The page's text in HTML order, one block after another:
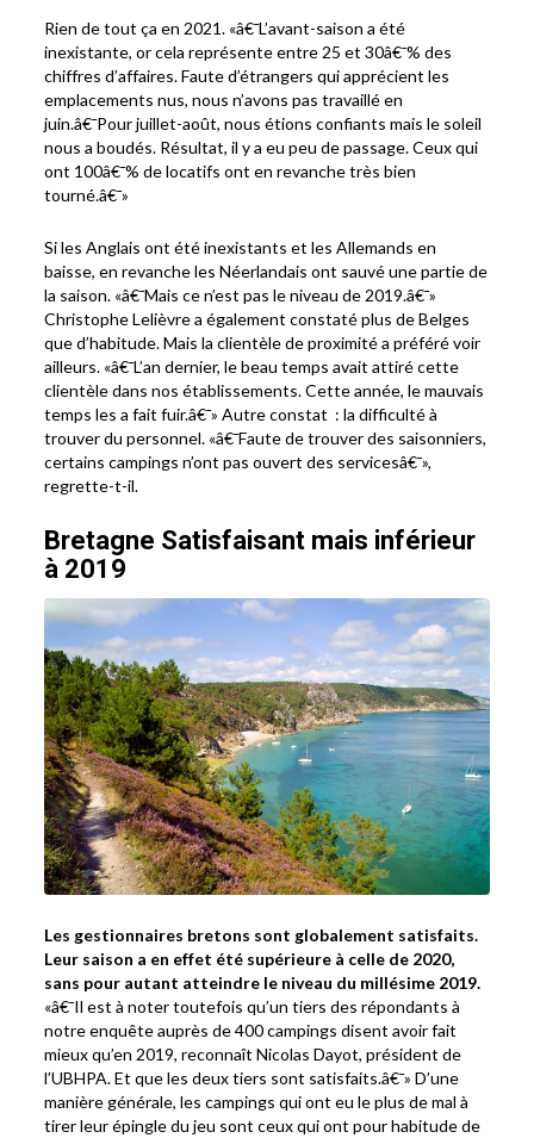
Rien de tout ça en 2021. «â€¯L’avant-saison a été
inexistante, or cela représente entre 25 et 30â€¯% des
chiffres d’affaires. Faute d’étrangers qui apprécient les
emplacements nus, nous n’avons pas travaillé en
juin.â€¯Pour juillet-août, nous étions confiants mais le soleil
nous a boudés. Résultat, il y a eu peu de passage. Ceux qui
ont 100â€¯% de locatifs ont en revanche très bien
tourné.â€¯»
Si les Anglais ont été inexistants et les Allemands en
baisse, en revanche les Néerlandais ont sauvé une partie de
la saison. «â€¯Mais ce n’est pas le niveau de 2019.â€¯»
Christophe Lelièvre a également constaté plus de Belges
que d’habitude. Mais la clientèle de proximité a préféré voir
ailleurs. «â€¯L’an dernier, le beau temps avait attiré cette
clientèle dans nos établissements. Cette année, le mauvais
temps les a fait fuir.â€¯» Autre constat : la difficulté à
trouver du personnel. «â€¯Faute de trouver des saisonniers,
certains campings n’ont pas ouvert des servicesâ€¯»,
regrette-t-il.
Bretagne Satisfaisant mais inférieur
à 2019
Les gestionnaires bretons sont globalement satisfaits.
Leur saison a en effet été supérieure à celle de 2020,
sans pour autant atteindre le niveau du millésime 2019.
«â€¯Il est à noter toutefois qu’un tiers des répondants à
notre enquête auprès de 400 campings disent avoir fait
mieux qu’en 2019, reconnaît Nicolas Dayot, président de
l’UBHPA. Et que les deux tiers sont satisfaits.â€¯» D’une
manière générale, les campings qui ont eu le plus de mal à
tirer leur épingle du jeu sont ceux qui ont pour habitude de